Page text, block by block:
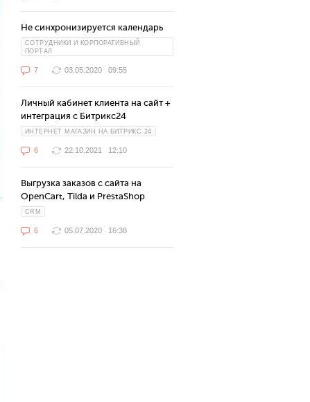
Не синхронизируется календарь
СОТРУДНИКИ И КОРПОРАТИВНЫЙ
ПОРТАЛ
7 03.05.2020 09:55
Личный кабинет клиента на сайт +
интеграция с Битрикс24
ИНТЕРНЕТ МАГАЗИН НА БИТРИКС 24
6 22.10.2021 12:10
Выгрузка заказов с сайта на
OpenCart, Tilda и PrestaShop
CRM
6 05.07.2020 16:38